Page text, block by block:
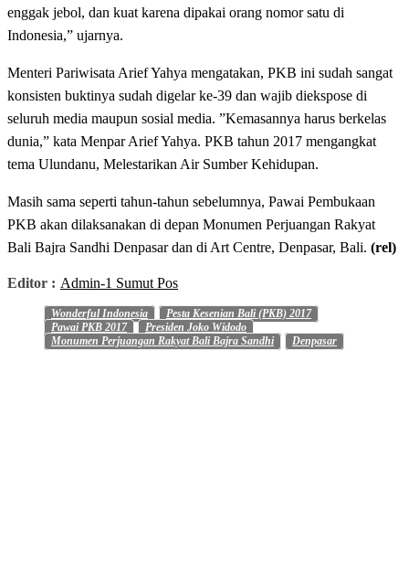
enggak jebol, dan kuat karena dipakai orang nomor satu di
Indonesia,” ujarnya.
Menteri Pariwisata Arief Yahya mengatakan, PKB ini sudah sangat
konsisten buktinya sudah digelar ke-39 dan wajib diekspose di
seluruh media maupun sosial media. ”Kemasannya harus berkelas
dunia,” kata Menpar Arief Yahya. PKB tahun 2017 mengangkat
tema Ulundanu, Melestarikan Air Sumber Kehidupan.
Masih sama seperti tahun-tahun sebelumnya, Pawai Pembukaan
PKB akan dilaksanakan di depan Monumen Perjuangan Rakyat
Bali Bajra Sandhi Denpasar dan di Art Centre, Denpasar, Bali. (rel)
Editor : Admin-1 Sumut Pos
Wonderful Indonesia
Pesta Kesenian Bali (PKB) 2017
Pawai PKB 2017
Presiden Joko Widodo
Monumen Perjuangan Rakyat Bali Bajra Sandhi
Denpasar